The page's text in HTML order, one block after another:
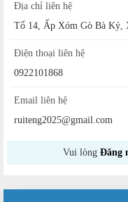
Địa chỉ liên hệ
Tổ 14, Ấp Xóm Gò Bà Ký,
Điện thoại liên hệ
0922101868
Email liên hệ
ruiteng2025@gmail.com
Vui lòng Đăng